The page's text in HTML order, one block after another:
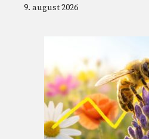
9. august 2026